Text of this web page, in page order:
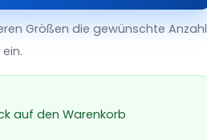
Größen die gewünschte Anzahl
ein.
auf den Warenkorb